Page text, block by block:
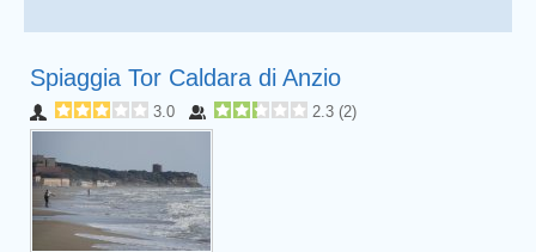
Spiaggia Tor Caldara di Anzio
3.0 2.3 (2)